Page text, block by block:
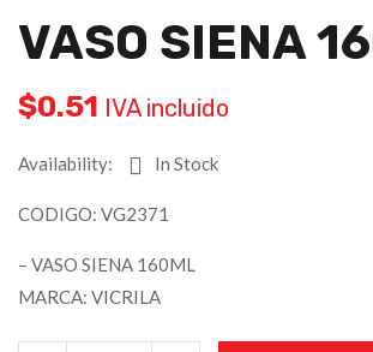
VASO SIENA
$0.51 IVA incluido
Availability: In Stock
CODIGO: VG2371
– VASO SIENA 160ML
MARCA: VICRILA